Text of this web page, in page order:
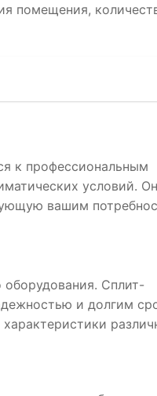
помещения,
к профессиональным
условий.
вашим
Сплит-
и долгим